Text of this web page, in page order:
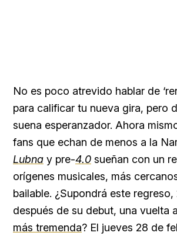
No es poco atrevido hablar de
para calificar tu nueva gira, pero
suena esperanzador. Ahora
fans que echan de menos a la
Lubna y pre-4.0 sueñan con un
orígenes musicales, más
bailable. ¿Supondrá este regreso,
después de su debut, una vuelta a
más tremenda? El jueves 28 de